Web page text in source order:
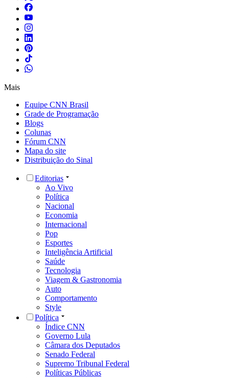
Mais
Equipe CNN Brasil
Grade de Programação
Blogs
Colunas
Fórum CNN
Mapa do site
Distribuição do Sinal
Editorias
Ao Vivo
Política
Nacional
Economia
Internacional
Pop
Esportes
Inteligência Artificial
Saúde
Tecnologia
Viagem & Gastronomia
Auto
Comportamento
Style
Política
Índice CNN
Governo Lula
Câmara dos Deputados
Senado Federal
Supremo Tribunal Federal
Políticas Públicas